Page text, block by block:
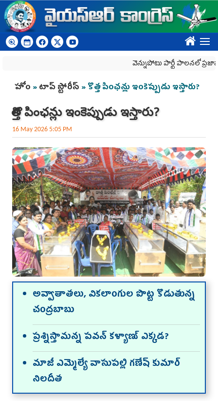
Skip to main content
????
వెన్నుపోటు పార్టీ పాలనలో
You are here
హోం »టాప్ స్టోరీస్ » కొత్త పింఛన్లు ఇంకెప్పుడు ఇస్తారు?
కొత్త పింఛన్లు ఇంకెప్పుడు ఇస్తారు?
16 May 2026 5:05 PM
అవ్వాతాతలు, వికలాంగుల పొట్ట కొడుతున్న
చంద్రబాబు
ప్రశ్నిస్తామన్న పవన్ కళ్యాణ్ ఎక్కడ?
మాజీ ఎమ్మెల్యే వాసుపల్లి గణేష్ కుమార్
నిల‌దీత‌